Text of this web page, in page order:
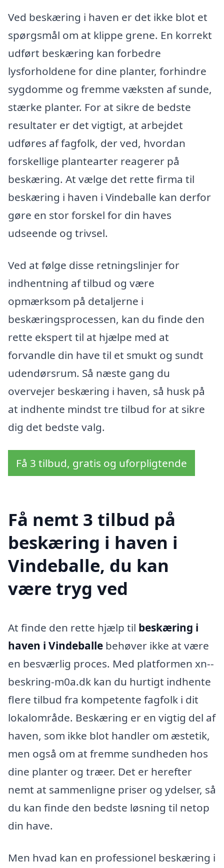
Ved beskæring i haven er det ikke blot et
spørgsmål om at klippe grene. En korrekt
udført beskæring kan forbedre
lysforholdene for dine planter, forhindre
sygdomme og fremme væksten af sunde,
stærke planter. For at sikre de bedste
resultater er det vigtigt, at arbejdet
udføres af fagfolk, der ved, hvordan
forskellige plantearter reagerer på
beskæring. At vælge det rette firma til
beskæring i haven i Vindeballe kan derfor
gøre en stor forskel for din haves
udseende og trivsel.
Ved at følge disse retningslinjer for
indhentning af tilbud og være
opmærksom på detaljerne i
beskæringsprocessen, kan du finde den
rette ekspert til at hjælpe med at
forvandle din have til et smukt og sundt
udendørsrum. Så næste gang du
overvejer beskæring i haven, så husk på
at indhente mindst tre tilbud for at sikre
dig det bedste valg.
Få 3 tilbud, gratis og uforpligtende
Få nemt 3 tilbud på
beskæring i haven i
Vindeballe, du kan
være tryg ved
At finde den rette hjælp til beskæring i
haven i Vindeballe behøver ikke at være
en besværlig proces. Med platformen xn--
beskring-m0a.dk kan du hurtigt indhente
flere tilbud fra kompetente fagfolk i dit
lokalområde. Beskæring er en vigtig del af
haven, som ikke blot handler om æstetik,
men også om at fremme sundheden hos
dine planter og træer. Det er herefter
nemt at sammenligne priser og ydelser, så
du kan finde den bedste løsning til netop
din have.
Men hvad kan en professionel beskæring i